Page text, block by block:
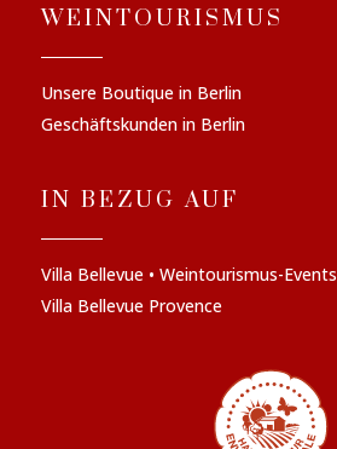
WEINTOURISMUS
Unsere Boutique in Berlin
Geschäftskunden in Berlin
IN BEZUG AUF
Villa Bellevue • Weintourismus-Events
Villa Bellevue Provence